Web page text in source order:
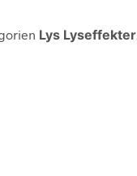
Lys Lyseffekter